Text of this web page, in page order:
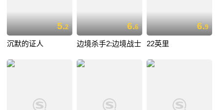
5.2
沉默的证人
6.6
边境杀手2:边境战士
6.9
22英里